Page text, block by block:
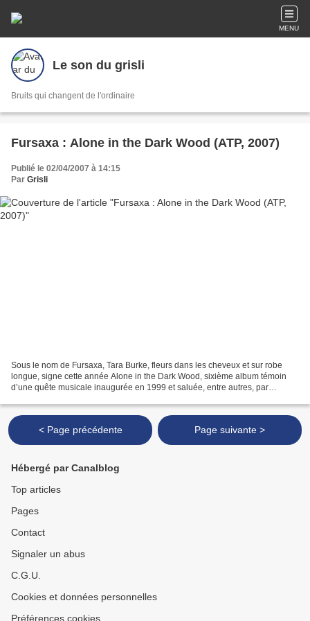
MENU
Le son du grisli
Bruits qui changent de l'ordinaire
Fursaxa : Alone in the Dark Wood (ATP, 2007)
Publié le 02/04/2007 à 14:15
Par Grisli
Sous le nom de Fursaxa, Tara Burke, fleurs dans les cheveux et sur robe
longue, signe cette année Alone in the Dark Wood, sixième album témoin
d’une quête musicale inaugurée en 1999 et saluée, entre autres, par
< Page précédente Page suivante >
Hébergé par Canalblog
Top articles
Pages
Contact
Signaler un abus
C.G.U.
Cookies et données personnelles
Préférences cookies